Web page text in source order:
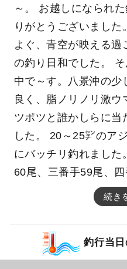
～。 お越しになられ
りがとうございまし
よぐ、青空が映える過
の釣り日和でした。
中で～す。八景沖の少
良く、脂ノリノリ激
ツポツと誰かしらに当
した。 20～25㌢のア
にバッチリ釣れまし
60尾、三番手59尾、
続き
釣行当